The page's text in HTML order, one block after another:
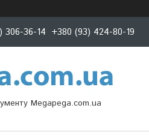
306-36-14 +380 (93) 424-80-19
Megapega.com.ua